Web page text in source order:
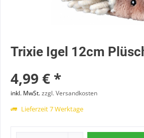
Trixie Igel 12cm
4,99 € *
inkl. MwSt.zzgl. Versandkosten
Lieferzeit 7 Werktage